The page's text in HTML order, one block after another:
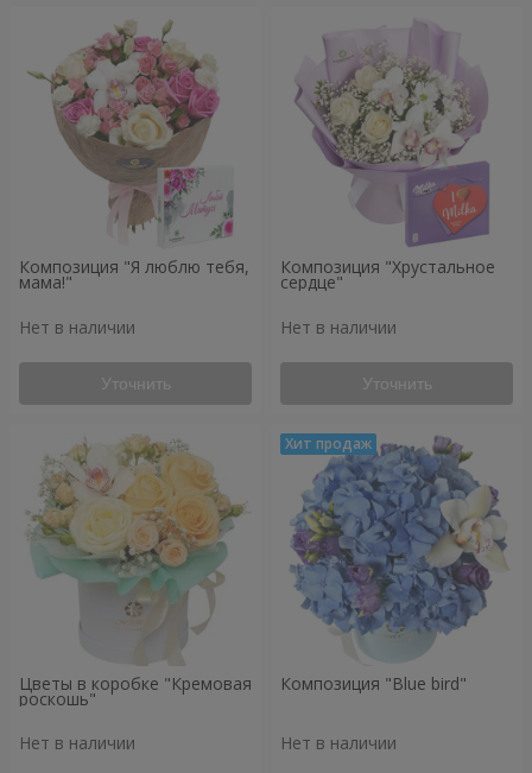
Композиция "Я люблю тебя,
мама!"
Нет в наличии
Уточнить
Композиция "Хрустальное
сердце"
Нет в наличии
Уточнить
Цветы в коробке "Кремовая
роскошь"
Нет в наличии
Композиция "Blue bird"
Нет в наличии